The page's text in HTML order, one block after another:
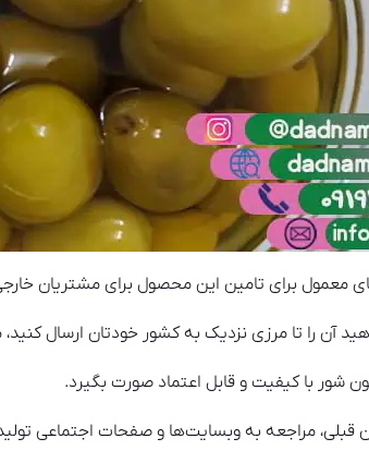
معمول برای تامین این محصول برای مشتریان
آن را تا مرزی نزدیک به کشور خودتان ارسال کنید،
شور با کیفیت و قابل اعتماد صورت بگیرد.
قبلی، مراجعه به وبسایت‌ها و صفحات اجتماعی